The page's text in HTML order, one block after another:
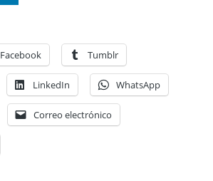
Facebook Tumblr
LinkedIn WhatsApp
Correo electrónico